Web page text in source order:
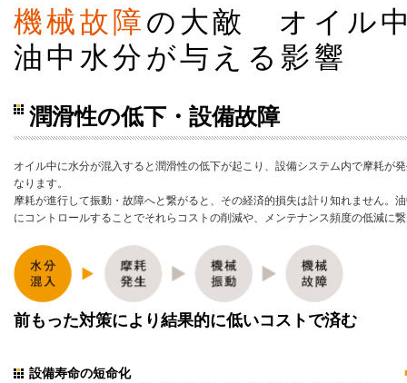
機械故障の大敵 オイル
油中水分が与える影響
潤滑性の低下・設備故障
オイル中に水分が混入すると潤滑性の低下が起こり、設備システム内で摩耗が
なります。
摩耗が進行して振動・故障へと繋がると、その経済的損失は計り知れません。
にコントロールすることでそれらコストの削減や、メンテナンス頻度の低減に
前もった対策により結果的に低いコストで済む
設備寿命の短命化